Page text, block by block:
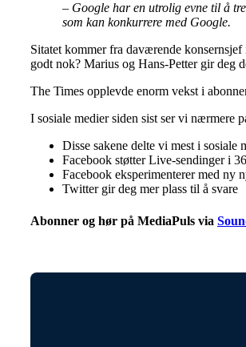
– Google har en utrolig evne til å
som kan konkurrere med Google.
Sitatet kommer fra daværende
godt nok? Marius og Hans-Petter gir deg
The Times opplevde enorm vekst i
I sosiale medier siden sist ser vi nærmere
Disse sakene delte vi mest i sosiale
Facebook støtter Live-sendinger i
Facebook eksperimenterer med ny
Twitter gir deg mer plass til å svare
Abonner og hør på MediaPuls via